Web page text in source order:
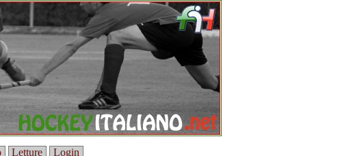
Letture Login